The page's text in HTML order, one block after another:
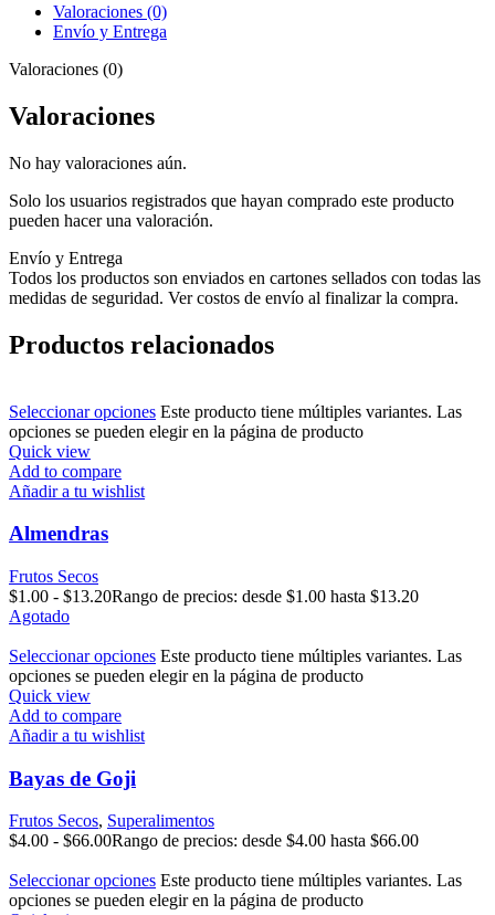
Valoraciones (0)
Envío y Entrega
Valoraciones (0)
Valoraciones
No hay valoraciones aún.
Solo los usuarios registrados que hayan comprado este producto
pueden hacer una valoración.
Envío y Entrega
Todos los productos son enviados en cartones sellados con todas las
medidas de seguridad. Ver costos de envío al finalizar la compra.
Productos relacionados
Seleccionar opciones Este producto tiene múltiples variantes. Las
opciones se pueden elegir en la página de producto
Quick view
Add to compare
Añadir a tu wishlist
Almendras
Frutos Secos
$1.00 - $13.20Rango de precios: desde $1.00 hasta $13.20
Agotado
Seleccionar opciones Este producto tiene múltiples variantes. Las
opciones se pueden elegir en la página de producto
Quick view
Add to compare
Añadir a tu wishlist
Bayas de Goji
Frutos Secos, Superalimentos
$4.00 - $66.00Rango de precios: desde $4.00 hasta $66.00
Seleccionar opciones Este producto tiene múltiples variantes. Las
opciones se pueden elegir en la página de producto